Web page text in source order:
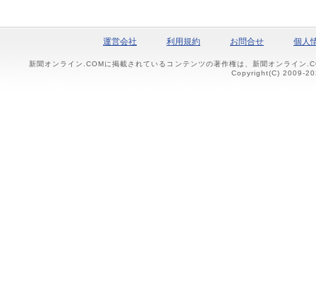
運営会社 利用規約 お問合せ 個人
新聞オンライン.COMに掲載されているコンテンツの著作権は、新聞オンライン
Copyright(C) 2009-